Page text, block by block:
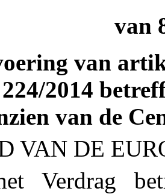
van
van
2014
van de
VAN DE
Verdrag